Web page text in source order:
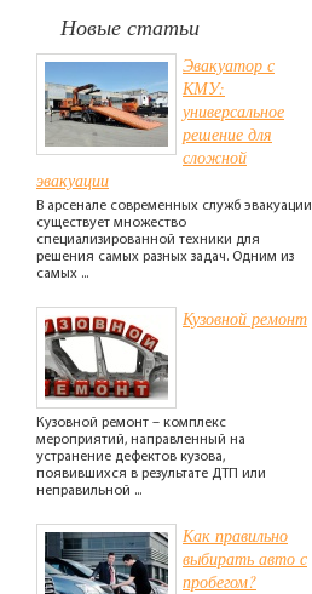
Новые статьи
Эвакуатор с
КМУ:
универсальное
решение для
сложной
эвакуации
В арсенале современных служб эвакуации
существует множество
специализированной техники для
решения самых разных задач. Одним из
самых ...
Кузовной ремонт
Кузовной ремонт – комплекс
мероприятий, направленный на
устранение дефектов кузова,
появившихся в результате ДТП или
неправильной ...
Как правильно
выбирать авто с
пробегом?